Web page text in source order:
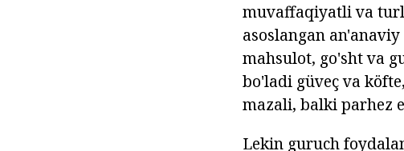
muvaffaqiyatli va
asoslangan
mahsulot, go'sht va
bo'ladi güveç va
mazali, balki parhez
Lekin guruch